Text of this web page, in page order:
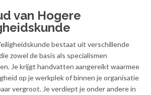
van Hogere
bestaat uit verschillende
zowel de basis als specialismen
Je krijgt handvatten aangereikt waarmee
op je werkplek of binnen je organisatie
vergroot. Je verdiept je onder andere in